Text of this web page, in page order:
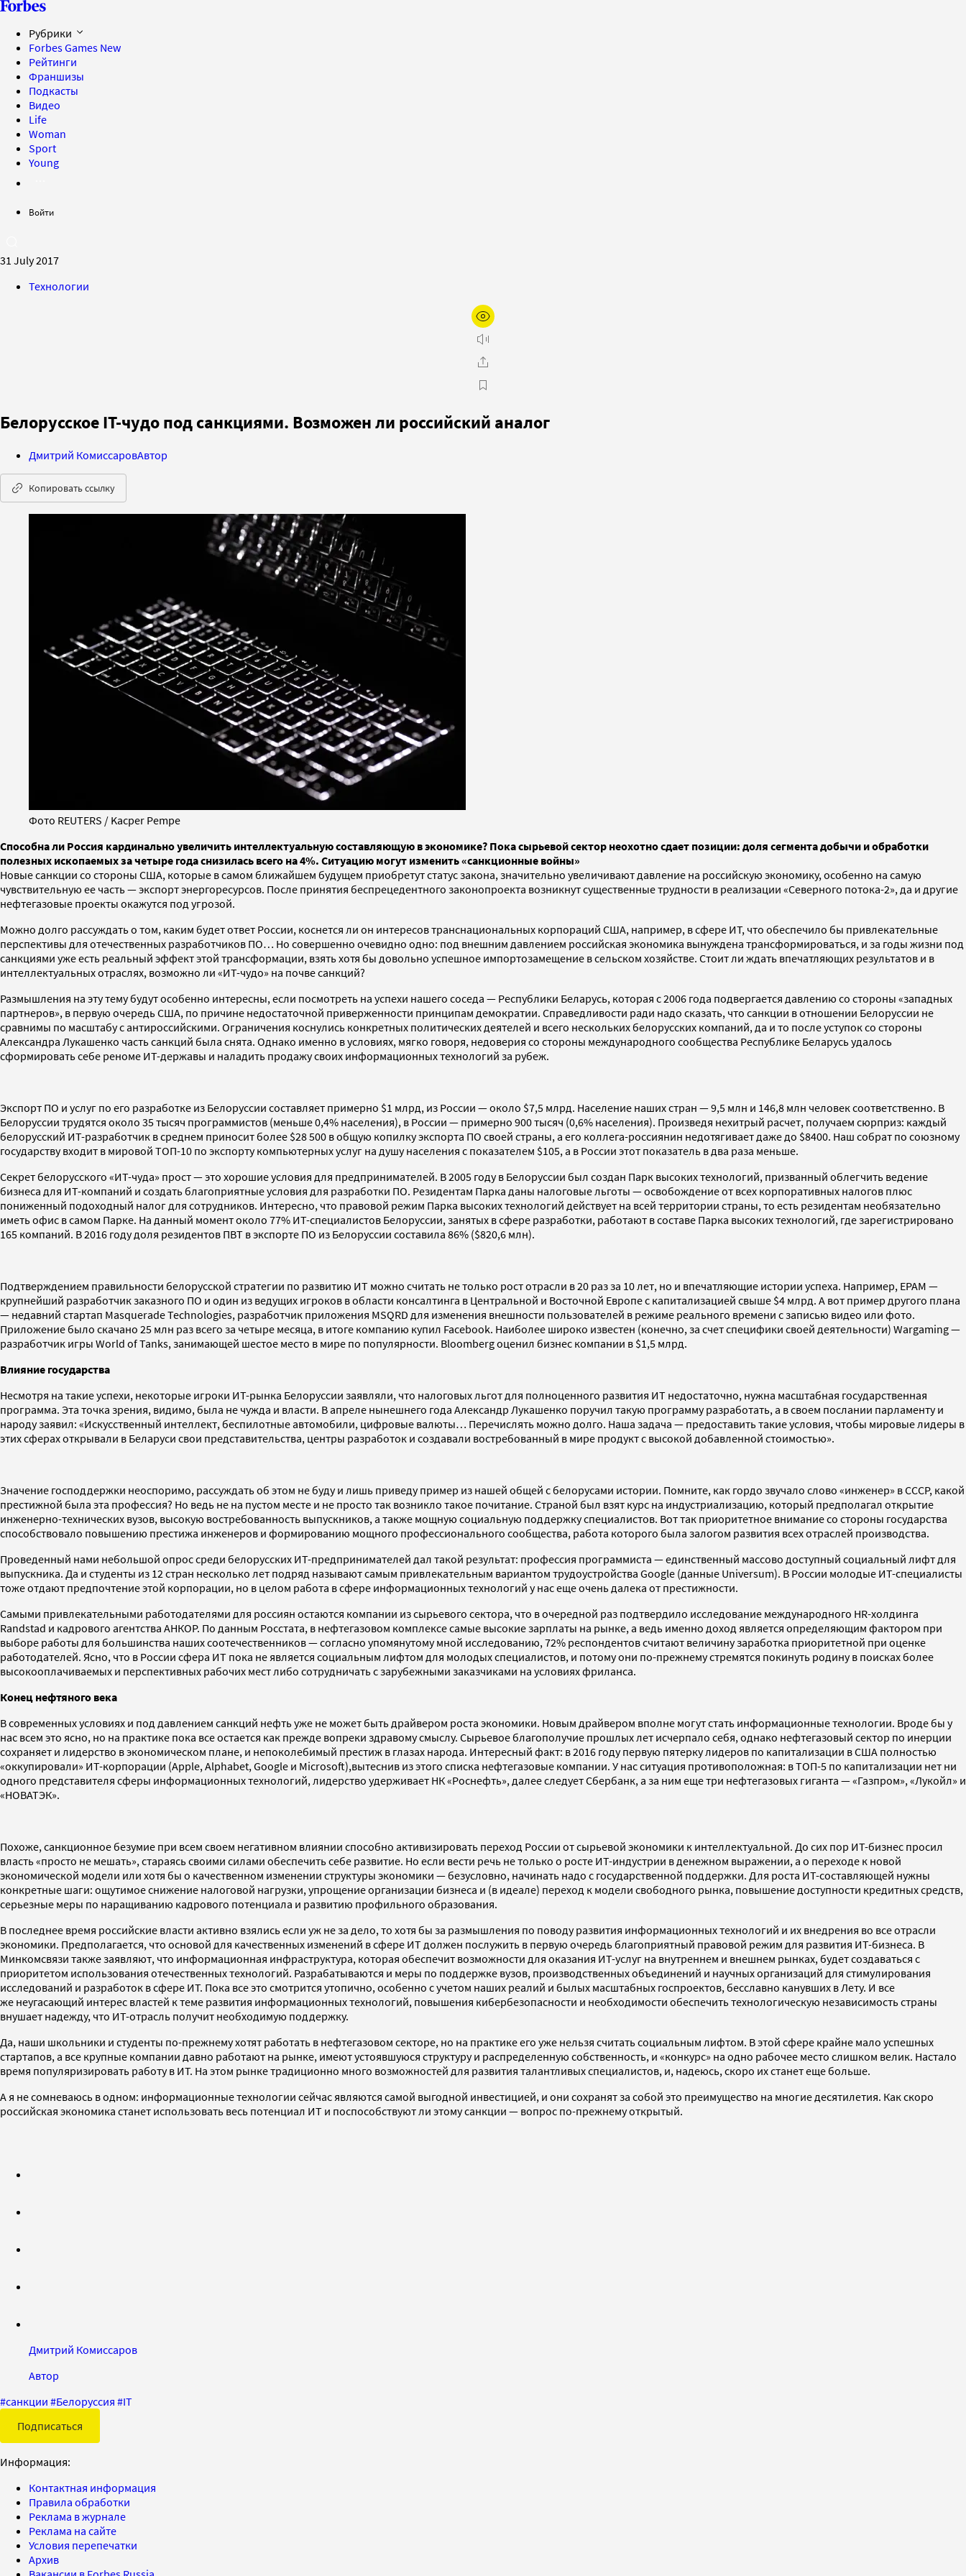
Рубрики
Forbes Games New
Рейтинги
Франшизы
Подкасты
Видео
Life
Woman
Sport
Young
Войти
31 July 2017
Технологии
Белорусское IT-чудо под санкциями. Возможен ли российский аналог
Дмитрий КомиссаровАвтор
Копировать ссылку
Фото REUTERS / Kacper Pempe
Способна ли Россия кардинально увеличить интеллектуальную составляющую в экономике? Пока сырьевой сектор неохотно сдает позиции: доля сегмента добычи и обработки
полезных ископаемых за четыре года снизилась всего на 4%. Ситуацию могут изменить «санкционные войны»
Новые санкции со стороны США, которые в самом ближайшем будущем приобретут статус закона, значительно увеличивают давление на российскую экономику, особенно на самую
чувствительную ее часть — экспорт энергоресурсов. После принятия беспрецедентного законопроекта возникнут существенные трудности в реализации «Северного потока-2», да и другие
нефтегазовые проекты окажутся под угрозой.
Можно долго рассуждать о том, каким будет ответ России, коснется ли он интересов транснациональных корпораций США, например, в сфере ИТ, что обеспечило бы привлекательные
перспективы для отечественных разработчиков ПО… Но совершенно очевидно одно: под внешним давлением российская экономика вынуждена трансформироваться, и за годы жизни под
санкциями уже есть реальный эффект этой трансформации, взять хотя бы довольно успешное импортозамещение в сельском хозяйстве. Стоит ли ждать впечатляющих результатов и в
интеллектуальных отраслях, возможно ли «ИТ-чудо» на почве санкций?
Размышления на эту тему будут особенно интересны, если посмотреть на успехи нашего соседа — Республики Беларусь, которая с 2006 года подвергается давлению со стороны «западных
партнеров», в первую очередь США, по причине недостаточной приверженности принципам демократии. Справедливости ради надо сказать, что санкции в отношении Белоруссии не
сравнимы по масштабу с антироссийскими. Ограничения коснулись конкретных политических деятелей и всего нескольких белорусских компаний, да и то после уступок со стороны
Александра Лукашенко часть санкций была снята. Однако именно в условиях, мягко говоря, недоверия со стороны международного сообщества Республике Беларусь удалось
сформировать себе реноме ИТ-державы и наладить продажу своих информационных технологий за рубеж.
Экспорт ПО и услуг по его разработке из Белоруссии составляет примерно $1 млрд, из России — около $7,5 млрд. Население наших стран — 9,5 млн и 146,8 млн человек соответственно. В
Белоруссии трудятся около 35 тысяч программистов (меньше 0,4% населения), в России — примерно 900 тысяч (0,6% населения). Произведя нехитрый расчет, получаем сюрприз: каждый
белорусский ИТ-разработчик в среднем приносит более $28 500 в общую копилку экспорта ПО своей страны, а его коллега-россиянин недотягивает даже до $8400. Наш собрат по союзному
государству входит в мировой ТОП-10 по экспорту компьютерных услуг на душу населения с показателем $105, а в России этот показатель в два раза меньше.
Секрет белорусского «ИТ-чуда» прост — это хорошие условия для предпринимателей. В 2005 году в Белоруссии был создан Парк высоких технологий, призванный облегчить ведение
бизнеса для ИТ-компаний и создать благоприятные условия для разработки ПО. Резидентам Парка даны налоговые льготы — освобождение от всех корпоративных налогов плюс
пониженный подоходный налог для сотрудников. Интересно, что правовой режим Парка высоких технологий действует на всей территории страны, то есть резидентам необязательно
иметь офис в самом Парке. На данный момент около 77% ИТ-специалистов Белоруссии, занятых в сфере разработки, работают в составе Парка высоких технологий, где зарегистрировано
165 компаний. В 2016 году доля резидентов ПВТ в экспорте ПО из Белоруссии составила 86% ($820,6 млн).
Подтверждением правильности белорусской стратегии по развитию ИТ можно считать не только рост отрасли в 20 раз за 10 лет, но и впечатляющие истории успеха. Например, EPAM —
крупнейший разработчик заказного ПО и один из ведущих игроков в области консалтинга в Центральной и Восточной Европе с капитализацией свыше $4 млрд. А вот пример другого плана
— недавний стартап Masquerade Technologies, разработчик приложения MSQRD для изменения внешности пользователей в режиме реального времени с записью видео или фото.
Приложение было скачано 25 млн раз всего за четыре месяца, в итоге компанию купил Facebook. Наиболее широко известен (конечно, за счет специфики своей деятельности) Wargaming —
разработчик игры World of Tanks, занимающей шестое место в мире по популярности. Bloomberg оценил бизнес компании в $1,5 млрд.
Влияние государства
Несмотря на такие успехи, некоторые игроки ИТ-рынка Белоруссии заявляли, что налоговых льгот для полноценного развития ИТ недостаточно, нужна масштабная государственная
программа. Эта точка зрения, видимо, была не чужда и власти. В апреле нынешнего года Александр Лукашенко поручил такую программу разработать, а в своем послании парламенту и
народу заявил: «Искусственный интеллект, беспилотные автомобили, цифровые валюты… Перечислять можно долго. Наша задача — предоставить такие условия, чтобы мировые лидеры в
этих сферах открывали в Беларуси свои представительства, центры разработок и создавали востребованный в мире продукт с высокой добавленной стоимостью».
Значение господдержки неоспоримо, рассуждать об этом не буду и лишь приведу пример из нашей общей с белорусами истории. Помните, как гордо звучало слово «инженер» в СССР, какой
престижной была эта профессия? Но ведь не на пустом месте и не просто так возникло такое почитание. Страной был взят курс на индустриализацию, который предполагал открытие
инженерно-технических вузов, высокую востребованность выпускников, а также мощную социальную поддержку специалистов. Вот так приоритетное внимание со стороны государства
способствовало повышению престижа инженеров и формированию мощного профессионального сообщества, работа которого была залогом развития всех отраслей производства.
Проведенный нами небольшой опрос среди белорусских ИТ-предпринимателей дал такой результат: профессия программиста — единственный массово доступный социальный лифт для
выпускника. Да и студенты из 12 стран несколько лет подряд называют самым привлекательным вариантом трудоустройства Google (данные Universum). В России молодые ИТ-специалисты
тоже отдают предпочтение этой корпорации, но в целом работа в сфере информационных технологий у нас еще очень далека от престижности.
Самыми привлекательными работодателями для россиян остаются компании из сырьевого сектора, что в очередной раз подтвердило исследование международного HR-холдинга
Randstad и кадрового агентства АНКОР. По данным Росстата, в нефтегазовом комплексе самые высокие зарплаты на рынке, а ведь именно доход является определяющим фактором при
выборе работы для большинства наших соотечественников — согласно упомянутому мной исследованию, 72% респондентов считают величину заработка приоритетной при оценке
работодателей. Ясно, что в России сфера ИТ пока не является социальным лифтом для молодых специалистов, и потому они по-прежнему стремятся покинуть родину в поисках более
высокооплачиваемых и перспективных рабочих мест либо сотрудничать с зарубежными заказчиками на условиях фриланса.
Конец нефтяного века
В современных условиях и под давлением санкций нефть уже не может быть драйвером роста экономики. Новым драйвером вполне могут стать информационные технологии. Вроде бы у
нас всем это ясно, но на практике пока все остается как прежде вопреки здравому смыслу. Сырьевое благополучие прошлых лет исчерпало себя, однако нефтегазовый сектор по инерции
сохраняет и лидерство в экономическом плане, и непоколебимый престиж в глазах народа. Интересный факт: в 2016 году первую пятерку лидеров по капитализации в США полностью
«оккупировали» ИТ-корпорации (Apple, Alphabet, Google и Microsoft),вытеснив из этого списка нефтегазовые компании. У нас ситуация противоположная: в ТОП-5 по капитализации нет ни
одного представителя сферы информационных технологий, лидерство удерживает НК «Роснефть», далее следует Сбербанк, а за ним еще три нефтегазовых гиганта — «Газпром», «Лукойл» и
«НОВАТЭК».
Похоже, санкционное безумие при всем своем негативном влиянии способно активизировать переход России от сырьевой экономики к интеллектуальной. До сих пор ИТ-бизнес просил
власть «просто не мешать», стараясь своими силами обеспечить себе развитие. Но если вести речь не только о росте ИТ-индустрии в денежном выражении, а о переходе к новой
экономической модели или хотя бы о качественном изменении структуры экономики — безусловно, начинать надо с государственной поддержки. Для роста ИТ-составляющей нужны
конкретные шаги: ощутимое снижение налоговой нагрузки, упрощение организации бизнеса и (в идеале) переход к модели свободного рынка, повышение доступности кредитных средств,
серьезные меры по наращиванию кадрового потенциала и развитию профильного образования.
В последнее время российские власти активно взялись если уж не за дело, то хотя бы за размышления по поводу развития информационных технологий и их внедрения во все отрасли
экономики. Предполагается, что основой для качественных изменений в сфере ИТ должен послужить в первую очередь благоприятный правовой режим для развития ИТ-бизнеса. В
Минкомсвязи также заявляют, что информационная инфраструктура, которая обеспечит возможности для оказания ИТ-услуг на внутреннем и внешнем рынках, будет создаваться с
приоритетом использования отечественных технологий. Разрабатываются и меры по поддержке вузов, производственных объединений и научных организаций для стимулирования
исследований и разработок в сфере ИТ. Пока все это смотрится утопично, особенно с учетом наших реалий и былых масштабных госпроектов, бесславно канувших в Лету. И все
же неугасающий интерес властей к теме развития информационных технологий, повышения кибербезопасности и необходимости обеспечить технологическую независимость страны
внушает надежду, что ИТ-отрасль получит необходимую поддержку.
Да, наши школьники и студенты по-прежнему хотят работать в нефтегазовом секторе, но на практике его уже нельзя считать социальным лифтом. В этой сфере крайне мало успешных
стартапов, а все крупные компании давно работают на рынке, имеют устоявшуюся структуру и распределенную собственность, и «конкурс» на одно рабочее место слишком велик. Настало
время популяризировать работу в ИТ. На этом рынке традиционно много возможностей для развития талантливых специалистов, и, надеюсь, скоро их станет еще больше.
А я не сомневаюсь в одном: информационные технологии сейчас являются самой выгодной инвестицией, и они сохранят за собой это преимущество на многие десятилетия. Как скоро
российская экономика станет использовать весь потенциал ИТ и поспособствуют ли этому санкции — вопрос по-прежнему открытый.
Дмитрий Комиссаров
Автор
#санкции #Белоруссия #IT
Подписаться
Информация:
Контактная информация
Правила обработки
Реклама в журнале
Реклама на сайте
Условия перепечатки
Архив